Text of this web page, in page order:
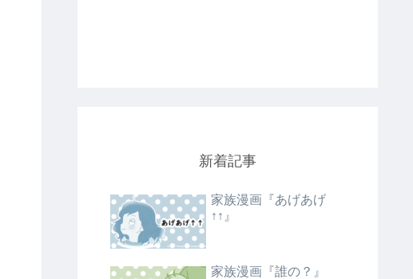
新着記事
家族漫画『あげあげ
↑↑』
家族漫画『誰の？』